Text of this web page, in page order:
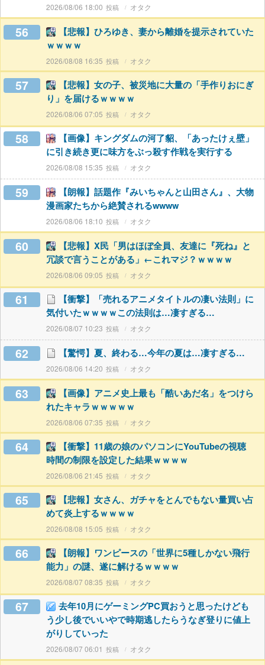
2026/08/06 18:00 オタク
56
【悲報】ひろゆき、妻から離婚を提示されていた
ｗｗｗｗ
2026/08/08 16:35 オタク
57
【悲報】女の子、被災地に大量の「手作りおにぎ
り」を届けるｗｗｗｗ
2026/08/06 07:05 オタク
58
【画像】キングダムの河了貂、「あったけぇ壁」
に引き続き更に味方をぶっ殺す作戦を実行する
2026/08/08 15:35 オタク
59
【朗報】話題作『みいちゃんと山田さん』、大物
漫画家たちから絶賛されるwwww
2026/08/06 18:10 オタク
60
【悲報】X民「男はほぼ全員、友達に『死ね』と
冗談で言うことがある」←これマジ？ｗｗｗｗ
2026/08/06 09:05 オタク
61
【衝撃】「売れるアニメタイトルの凄い法則」に
気付いたｗｗｗｗこの法則は…凄すぎる…
2026/08/07 10:23 オタク
62 【驚愕】夏、終わる…今年の夏は…凄すぎる…
2026/08/06 14:20 オタク
63
【画像】アニメ史上最も「酷いあだ名」をつけら
れたキャラｗｗｗｗｗ
2026/08/06 07:35 オタク
64
【衝撃】11歳の娘のパソコンにYouTubeの視聴
時間の制限を設定した結果ｗｗｗｗ
2026/08/06 21:45 オタク
65
【悲報】女さん、ガチャをとんでもない量買い占
めて炎上するｗｗｗｗ
2026/08/08 15:05 オタク
66
【朗報】ワンピースの「世界に5種しかない飛行
能力」の謎、遂に解けるｗｗｗｗ
2026/08/07 08:35 オタク
67
去年10月にゲーミングPC買おうと思ったけども
う少し後でいいやで時期逃したらうなぎ登りに値上
がりしていった
2026/08/07 06:01 オタク